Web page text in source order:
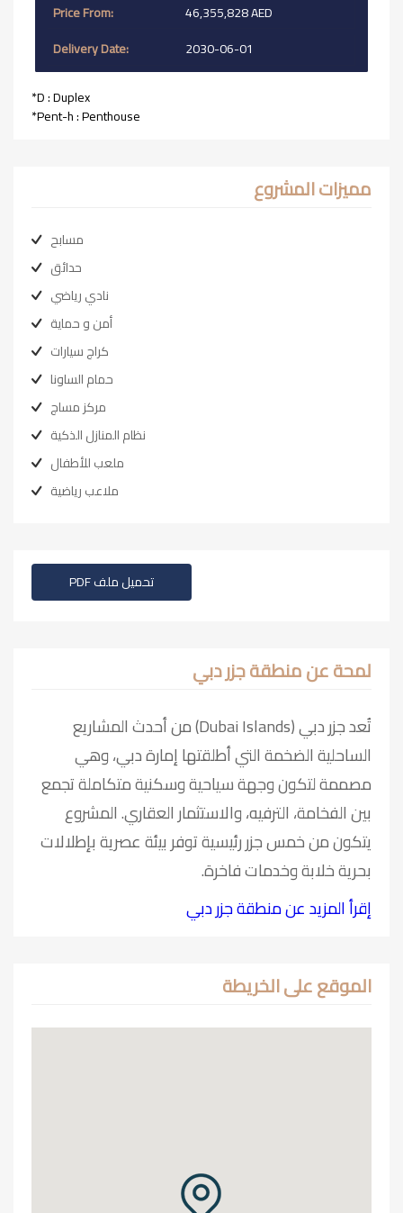
46,355,828 AED
2030-06-01
*D : Duplex
*Pent-h : Penthouse
مميزات المشروع
مسابح
حدائق
نادي رياضي
أمن و حماية
كراج سيارات
حمام الساونا
مركز مساج
نظام المنازل الذكية
ملعب للأطفال
ملاعب رياضية
تحميل ملف PDF
لمحة عن منطقة جزر دبي
تُعد جزر دبي (Dubai Islands) من أحدث المشاريع
الساحلية الضخمة التي أطلقتها إمارة دبي، وهي
مصممة لتكون وجهة سياحية وسكنية متكاملة تجمع
بين الفخامة، الترفيه، والاستثمار العقاري. المشروع
يتكون من خمس جزر رئيسية توفر بيئة عصرية بإطلالات
بحرية خلابة وخدمات فاخرة.
إقرأ المزيد عن منطقة جزر دبي
الموقع على الخريطة